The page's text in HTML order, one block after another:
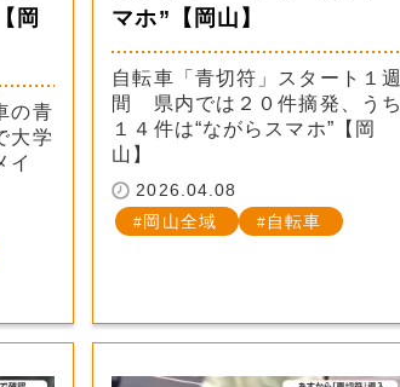
岡
の青
大学
イ
マホ”【岡山】
自転車「青切符」スタート１週
間 県内では２０件摘発、うち
１４件は“ながらスマホ”【岡
山】
2026.04.08
岡山全域
自転車